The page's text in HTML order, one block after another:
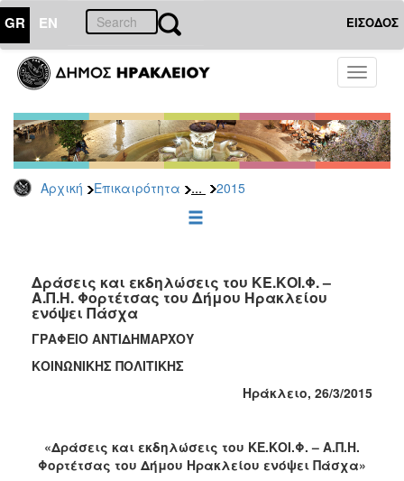
GR EN ΕΙΣΟΔΟΣ
Toggle
Αρχική Επικαιρότητα ... 2015
ΕΠΙΚΑΙΡΟΤΗΤΑ
Τύπου
Αρχείο
2026
2025
2022
2021
2020
2019
2016
2015
Δράσεις και εκδηλώσεις του ΚΕ.ΚΟΙ.Φ. –
Α.Π.Η. Φορτέτσας του Δήμου Ηρακλείου
ενόψει Πάσχα
ΓΡΑΦΕΙΟ ΑΝΤΙΔΗΜΑΡΧΟΥ
ΚΟΙΝΩΝΙΚΗΣ ΠΟΛΙΤΙΚΗΣ
Ηράκλειο, 26/3/2015
«Δράσεις και εκδηλώσεις του ΚΕ.ΚΟΙ.Φ. – Α.Π.Η.
Φορτέτσας του Δήμου Ηρακλείου ενόψει Πάσχα»